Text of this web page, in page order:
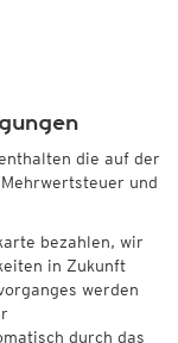
die auf der
und
bezahlen, wir
in Zukunft
werden
durch das